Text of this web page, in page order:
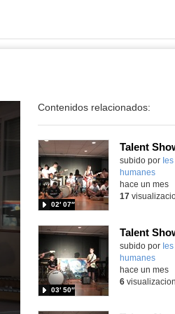
Contenidos relacionados:
subido por
humanes
02′ 07″
-
hace un mes
17
subido por
humanes
03′ 50″
-
hace un mes
6